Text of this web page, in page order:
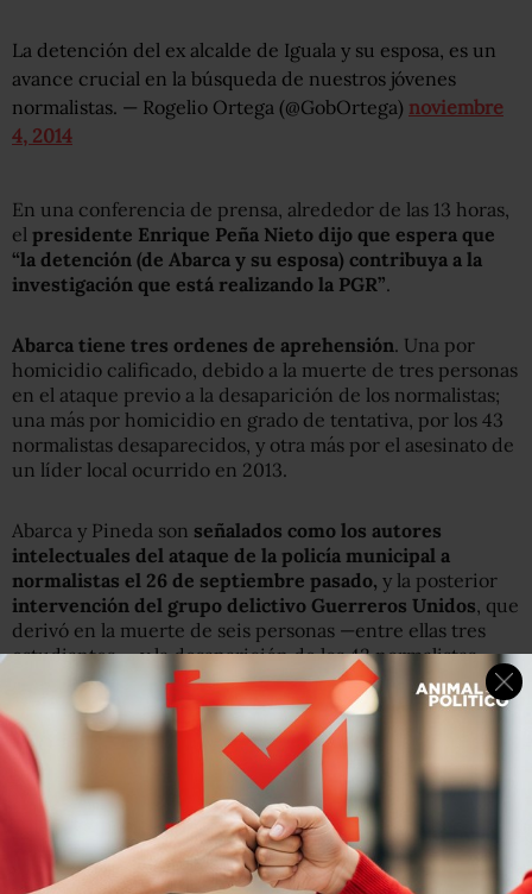
La detención del ex alcalde de Iguala y su esposa, es un
avance crucial en la búsqueda de nuestros jóvenes
normalistas. — Rogelio Ortega (@GobOrtega) noviembre
4, 2014
En una conferencia de prensa, alrededor de las 13 horas,
el presidente Enrique Peña Nieto dijo que espera que
“la detención (de Abarca y su esposa) contribuya a la
investigación que está realizando la PGR”.
Abarca tiene tres ordenes de aprehensión. Una por
homicidio calificado, debido a la muerte de tres personas
en el ataque previo a la desaparición de los normalistas;
una más por homicidio en grado de tentativa, por los 43
normalistas desaparecidos, y otra más por el asesinato de
un líder local ocurrido en 2013.
Abarca y Pineda son señalados como los autores
intelectuales del ataque de la policía municipal a
normalistas el 26 de septiembre pasado, y la posterior
intervención del grupo delictivo Guerreros Unidos , que
derivó en la muerte de seis personas —entre ellas tres
estudiantes— y la desaparición de los 43 normalistas.
El procurador general de la República,Jesús Murillo
Karam
, ha dicho que la intención del ataque
registró el 26 de septiembre, fue
evitar que los
estudiantes se manifestaran contra la presentación de
un informe de actividades de la esposa del alcalde
vinculada por las autoridades con el cártel de
narcotraficantes de los Beltrán Leyva.